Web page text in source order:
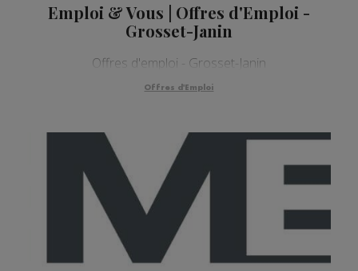
Emploi & Vous | Offres d'Emploi -
Grosset-Janin
Offres d'emploi - Grosset-Janin
Offres d'Emploi